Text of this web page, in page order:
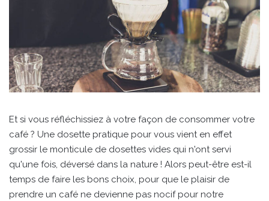
Et si vous réfléchissiez à votre façon de consommer votre
café ? Une dosette pratique pour vous vient en effet
grossir le monticule de dosettes vides qui n'ont servi
qu'une fois, déversé dans la nature ! Alors peut-être est-il
temps de faire les bons choix, pour que le plaisir de
prendre un café ne devienne pas nocif pour notre